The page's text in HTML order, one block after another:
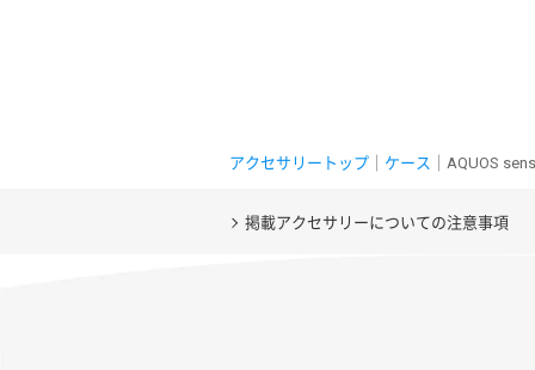
アクセサリートップ ケース ｜AQUOS
掲載アクセサリーについての注意事項